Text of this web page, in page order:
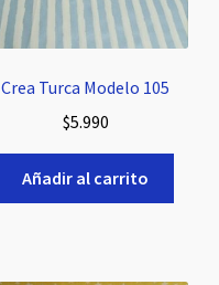
Crea Turca Modelo 105
$5.990
Añadir al carrito